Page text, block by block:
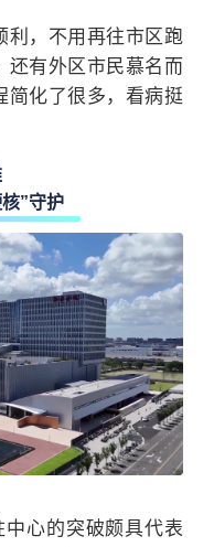
利，不用再往市区跑
还有外区市民慕名而
简化了很多，看病挺
”守护
心的突破颇具代表